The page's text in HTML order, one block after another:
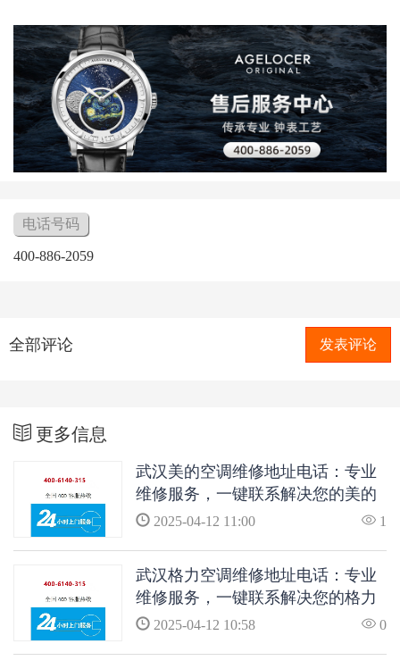
电话号码
400-886-2059
全部评论 发表评论
更多信息
武汉美的空调维修地址电话：专业
维修服务，一键联系解决您的美的
空调问题
2025-04-12 11:00 1
武汉格力空调维修地址电话：专业
维修服务，一键联系解决您的格力
空调问题
2025-04-12 10:58 0